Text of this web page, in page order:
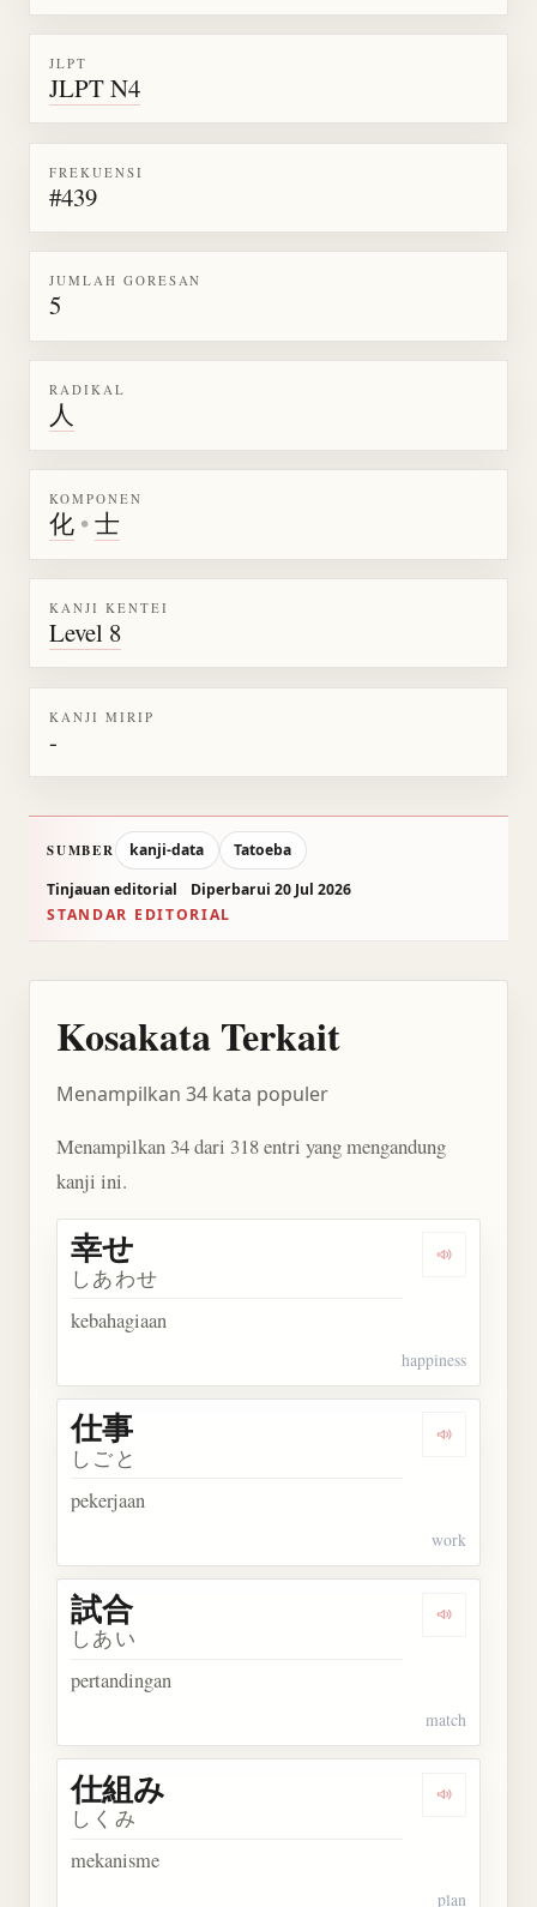
JLPT
JLPT N4
FREKUENSI
#439
JUMLAH GORESAN
5
RADIKAL
人
KOMPONEN
化 •士
KANJI KENTEI
Level 8
KANJI MIRIP
-
SUMBER kanji-data
Tatoeba
Tinjauan editorial
Diperbarui 20 Jul 2026
STANDAR EDITORIAL
Kosakata Terkait
Menampilkan 34 kata populer
Menampilkan 34 dari 318 entri yang mengandung
kanji ini.
Dengarkan
幸せ
しあわせ
kebahagiaan
happiness
Dengarkan
仕事
しごと
pekerjaan
work
Dengarkan
試合
しあい
pertandingan
match
Dengarkan
仕組み
しくみ
mekanisme
plan